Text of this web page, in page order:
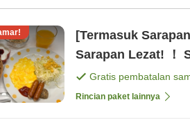
[Termasuk
Sarapan Lezat! ！
[Sarapan]
Gratis pembatalan
Rincian paket lainnya